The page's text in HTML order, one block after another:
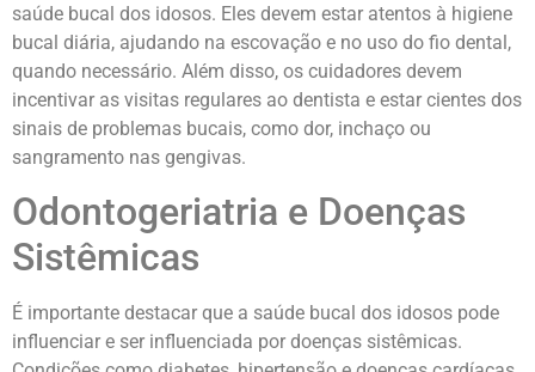
saúde bucal dos idosos. Eles devem estar atentos à higiene
bucal diária, ajudando na escovação e no uso do fio dental,
quando necessário. Além disso, os cuidadores devem
incentivar as visitas regulares ao dentista e estar cientes dos
sinais de problemas bucais, como dor, inchaço ou
sangramento nas gengivas.
Odontogeriatria e Doenças
Sistêmicas
É importante destacar que a saúde bucal dos idosos pode
influenciar e ser influenciada por doenças sistêmicas.